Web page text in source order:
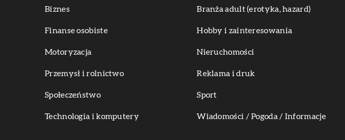
Biznes Branża adult (erotyka, hazard)
Finanse osobiste Hobby i zainteresowania
Motoryzacja Nieruchomości
Przemysł i rolnictwo Reklama i druk
Społeczeństwo Sport
Technologia i komputery Wiadomości / Pogoda / Informacje